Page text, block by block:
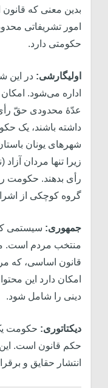
بدین معنی که
امور تشریفاتی
حکومتی دارد.
اولیگارشی: در این
اداره می‌شود.
عدّۀ محدودی حقّ
داشته باشند، یک
شهرهای یونان
زیرا تنها مردان
رأی بدهند. حکومت
گروه کوچکی از
جمهوری: سیستمی
منتخب مردم است.
قانون اساسی، که
امکان دارد این
دینی را شامل شود.
دیکتاتوری: حکومت
حکم قانون است.
انتشار حقایق و